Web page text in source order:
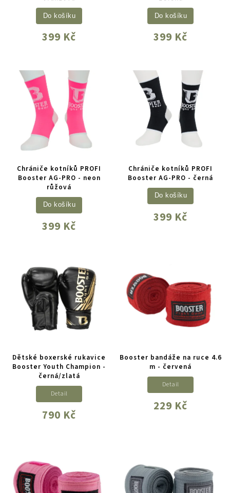
399 Kč
Do košíku
399 Kč
Do košíku
Chrániče kotníků PROFI
Booster AG-PRO - neon
růžová
399 Kč
Do košíku
Chrániče kotníků PROFI
Booster AG-PRO - černá
399 Kč
Do košíku
Dětské boxerské rukavice
Booster Youth Champion -
černá/zlatá
790 Kč
Detail
Booster bandáže na ruce 4.6
m - červená
229 Kč
Detail